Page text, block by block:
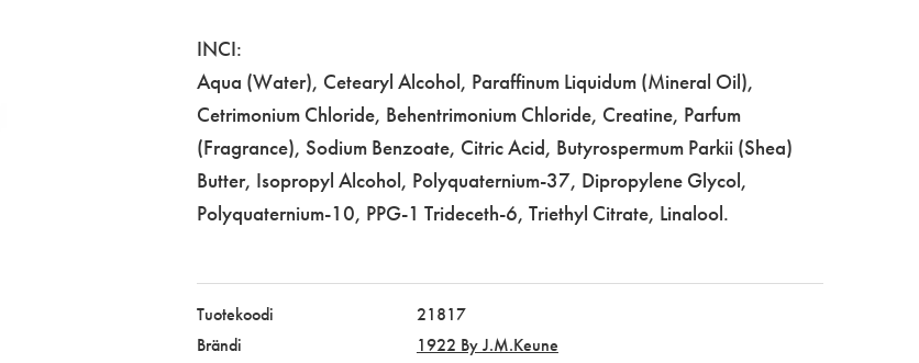
INCI:
Aqua (Water), Cetearyl Alcohol, Paraffinum Liquidum (Mineral Oil),
Cetrimonium Chloride, Behentrimonium Chloride, Creatine, Parfum
(Fragrance), Sodium Benzoate, Citric Acid, Butyrospermum Parkii (Shea)
Butter, Isopropyl Alcohol, Polyquaternium-37, Dipropylene Glycol,
Polyquaternium-10, PPG-1 Trideceth-6, Triethyl Citrate, Linalool.
Tuotekoodi
21817
Brändi
1922 By J.M.Keune